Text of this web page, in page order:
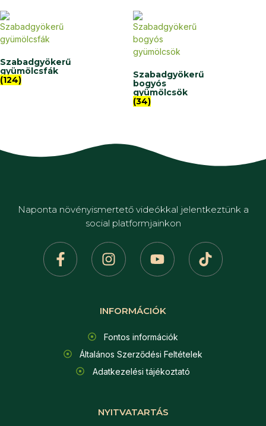
Szabadgyökerű
gyümölcsfák
(124)
Szabadgyökerű
bogyós
gyümölcsök
(34)
Naponta növényismertető videókkal jelentkeztünk a
social platformjainkon
INFORMÁCIÓK
Fontos információk
Általános Szerződési Feltételek
Adatkezelési tájékoztató
NYITVATARTÁS